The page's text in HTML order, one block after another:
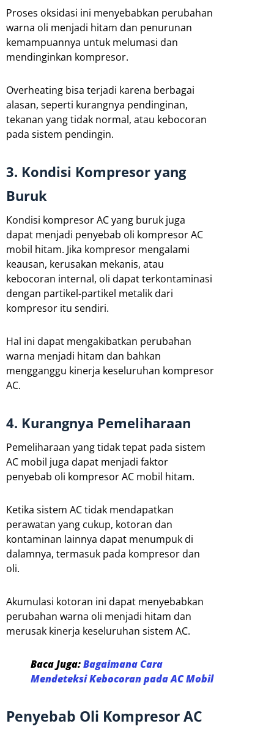
Proses oksidasi ini menyebabkan perubahan
warna oli menjadi hitam dan penurunan
kemampuannya untuk melumasi dan
mendinginkan kompresor.
Overheating bisa terjadi karena berbagai
alasan, seperti kurangnya pendinginan,
tekanan yang tidak normal, atau kebocoran
pada sistem pendingin.
3. Kondisi Kompresor yang
Buruk
Kondisi kompresor AC yang buruk juga
dapat menjadi penyebab oli kompresor AC
mobil hitam. Jika kompresor mengalami
keausan, kerusakan mekanis, atau
kebocoran internal, oli dapat terkontaminasi
dengan partikel-partikel metalik dari
kompresor itu sendiri.
Hal ini dapat mengakibatkan perubahan
warna menjadi hitam dan bahkan
mengganggu kinerja keseluruhan kompresor
AC.
4. Kurangnya Pemeliharaan
Pemeliharaan yang tidak tepat pada sistem
AC mobil juga dapat menjadi faktor
penyebab oli kompresor AC mobil hitam.
Ketika sistem AC tidak mendapatkan
perawatan yang cukup, kotoran dan
kontaminan lainnya dapat menumpuk di
dalamnya, termasuk pada kompresor dan
oli.
Akumulasi kotoran ini dapat menyebabkan
perubahan warna oli menjadi hitam dan
merusak kinerja keseluruhan sistem AC.
Baca Juga:Bagaimana Cara
Mendeteksi Kebocoran pada AC Mobil
Penyebab Oli Kompresor AC